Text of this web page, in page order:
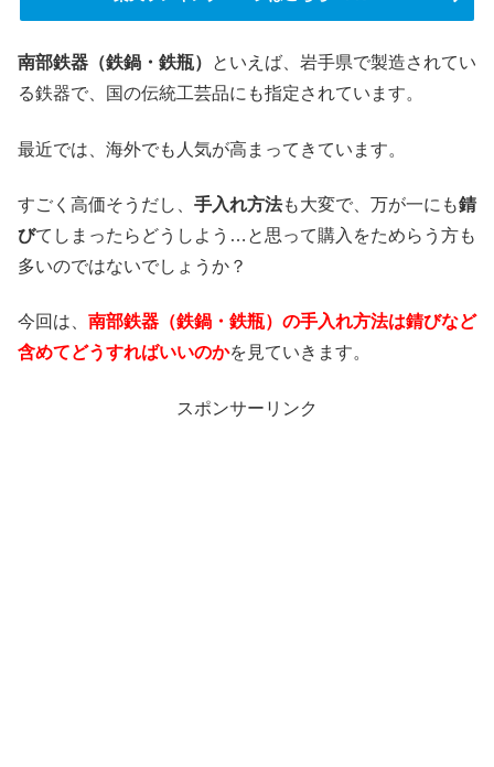
南部鉄器（鉄鍋・鉄瓶）
といえば、岩手県で製造されてい
る鉄器で、国の伝統工芸品にも指定されています。
最近では、海外でも人気が高まってきています。
すごく高価そうだし、 手入れ方法も大変で、万が一にも錆
びてしまったらどうしよう…と思って購入をためらう方も
多いのではないでしょうか？
今回は、 南部鉄器（鉄鍋・鉄瓶）の手入れ方法は錆びなど
含めてどうすればいいのかを見ていきます。
スポンサーリンク